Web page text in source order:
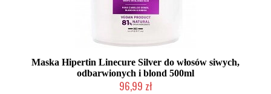
Maska Hipertin Linecure Silver do włosów siwych,
odbarwionych i blond 500ml
96,99 zł